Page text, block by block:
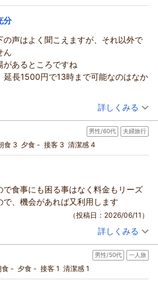
人一人あたり/税込)
分
声はよく聞こえますが、それ以外で
ん
があるところですね
延長1500円で13時まで可能なのはなか
方にはお勧めできませんが、上野動物
（投稿日：2026/06/14）
人旅)
ャルウィーク】お得なバリュープラン【素泊
人一人あたり/税込)
ご利用いただき、またご丁寧なご感
りがとうございます。
でのチェックアウト、延長サービス
とのこと、大変嬉しく拝見いたしま
しのお客様にも便利にご利用いただ
で、そのようなお言葉をいただけた
になります。
詳しくみる
男性/60代 夫婦旅行
食 3 夕食 - 接客 3 清潔感 4
食事にも困る事はなく料金もリーズ
、機会があれば又利用します
（投稿日：2026/06/11）
ェックアウト10時※お得な当日限定プラン
大人一人あたり/税込)
詳しくみる
男性/50代 一人旅
食 - 夕食 - 接客 1 清潔感 1